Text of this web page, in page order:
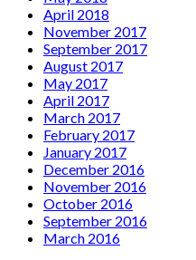
April 2018
November 2017
September 2017
August 2017
May 2017
April 2017
March 2017
February 2017
January 2017
December 2016
November 2016
October 2016
September 2016
March 2016